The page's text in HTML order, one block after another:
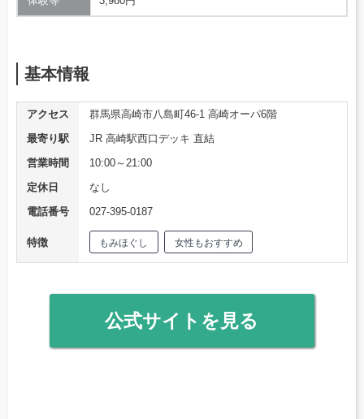
基本情報
アクセス
群馬県高崎市八島町46-1 高崎オーパ6階
最寄り駅
JR 高崎駅西口デッキ 直結
営業時間
10:00～21:00
定休日
なし
電話番号
027-395-0187
特徴 もみほぐし 女性もおすすめ
公式サイトを見る